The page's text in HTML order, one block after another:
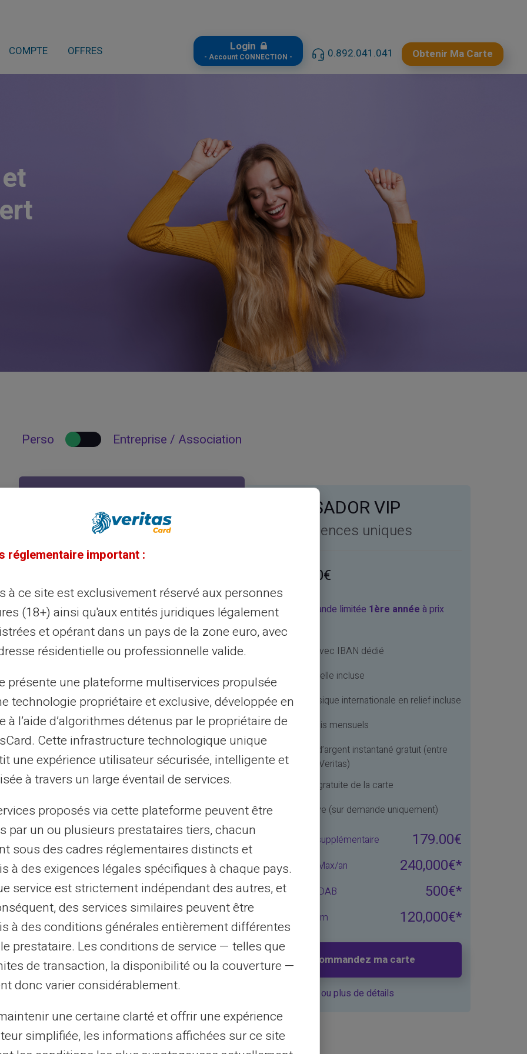
COMPTE OFFRES Login
- Account CONNECTION - 0.892.041.041 Obtenir Ma Carte
Perso Entreprise / Association
Simple, efficace et économique
29 90€
Offre préCommande limitée1ère annéeà prix
spécial au lieu de128,90€
Compte avec IBAN dédié
Carte virtuelle incluse
Carte physique internationale en relief incluse
Pas de frais mensuels
Transfert d’argent instantané gratuit (entre
comptes Veritas)
MyReserve (sur demande uniquement)
Carte physique supplémentaire 29.90€*
Rechargement Max/an 67000€*
Max par Retrait DAB 500€*
Plafond Maximum 16,800€*
préCommandez ma carte
AMBASSADOR VIP
Des expériences uniques
378 00€
Offre préCommande limitée 1ère année à prix
Compte avec IBAN dédié
Carte virtuelle incluse
Carte physique internationale en relief incluse
Pas de frais mensuels
Transfert d’argent instantané gratuit (entre
comptes Veritas)
Livraison gratuite de la carte
MyReserve (sur demande uniquement)
Carte physique supplémentaire 179.00€
Rechargement Max/an 240,000€*
Max par Retrait DAB 500€*
Plafond Maximum 120,000€*
Commandez ma carte
ou plus de détails
réglementaire important :
à ce site est exclusivement réservé aux personnes
(18+) ainsi qu'aux entités juridiques légalement
et opérant dans un pays de la zone euro, avec
résidentielle ou professionnelle valide.
présente une plateforme multiservices propulsée
technologie propriétaire et exclusive, développée en
à l’aide d’algorithmes détenus par le propriétaire de
Cette infrastructure technologique unique
une expérience utilisateur sécurisée, intelligente et
à travers un large éventail de services.
proposés via cette plateforme peuvent être
par un ou plusieurs prestataires tiers, chacun
sous des cadres réglementaires distincts et
à des exigences légales spécifiques à chaque pays.
service est strictement indépendant des autres, et
des services similaires peuvent être
à des conditions générales entièrement différentes
prestataire. Les conditions de service — telles que
de transaction, la disponibilité ou la couverture —
donc varier considérablement.
une certaine clarté et offrir une expérience
simplifiée, les informations affichées sur ce site